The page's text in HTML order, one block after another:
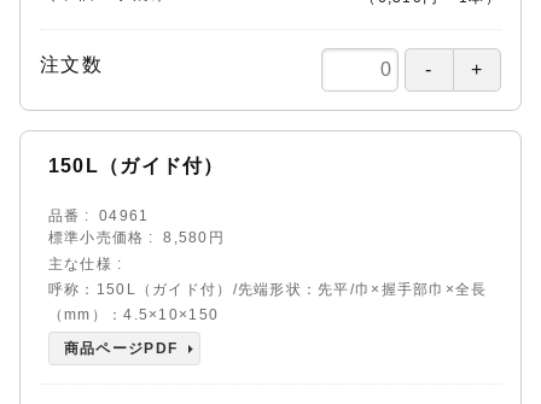
注文数
150L（ガイド付）
品番
04961
標準小売価格
8,580円
主な仕様
呼称：150L（ガイド付）/先端形状：先平/巾×握手部巾×全長
（mm）：4.5×10×150
商品ページPDF